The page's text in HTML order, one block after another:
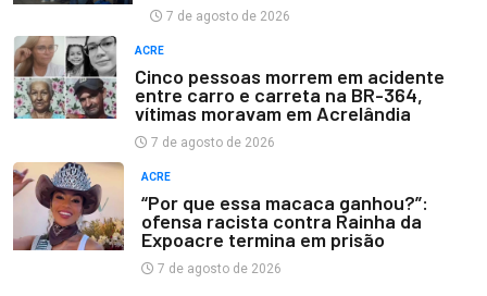
7 de agosto de 2026
ACRE
Cinco pessoas morrem em acidente
entre carro e carreta na BR-364,
vítimas moravam em Acrelândia
7 de agosto de 2026
ACRE
“Por que essa macaca ganhou?”:
ofensa racista contra Rainha da
Expoacre termina em prisão
7 de agosto de 2026